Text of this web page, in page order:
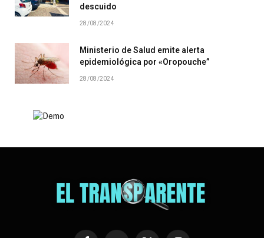
descuido
28/08/2024
Ministerio de Salud emite alerta
epidemiológica por «Oropouche”
28/08/2024